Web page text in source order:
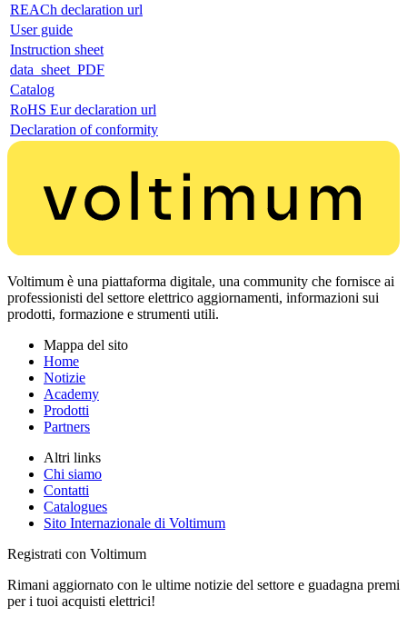
REACh declaration url
User guide
Instruction sheet
data_sheet_PDF
Catalog
RoHS Eur declaration url
Declaration of conformity
Voltimum è una piattaforma digitale, una community che fornisce ai
professionisti del settore elettrico aggiornamenti, informazioni sui
prodotti, formazione e strumenti utili.
Mappa del sito
Home
Notizie
Academy
Prodotti
Partners
Altri links
Chi siamo
Contatti
Catalogues
Sito Internazionale di Voltimum
Registrati con Voltimum
Rimani aggiornato con le ultime notizie del settore e guadagna premi
per i tuoi acquisti elettrici!